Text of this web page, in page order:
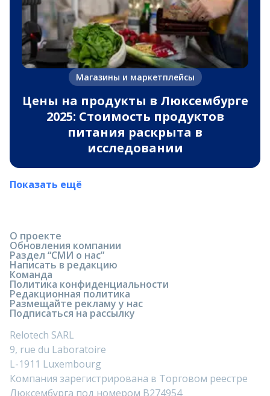
Магазины и маркетплейсы
Цены на продукты в Люксембурге
2025: Стоимость продуктов
питания раскрыта в
исследовании
Показать ещё
О проекте
Обновления компании
Раздел “СМИ о нас”
Написать в редакцию
Команда
Политика конфиденциальности
Редакционная политика
Размещайте рекламу у нас
Подписаться на рассылку
Relotech SARL
9, rue du Laboratoire
L-1911 Luxembourg
Компания зарегистрирована в Торговом реестре
Люксембурга под номером B274954